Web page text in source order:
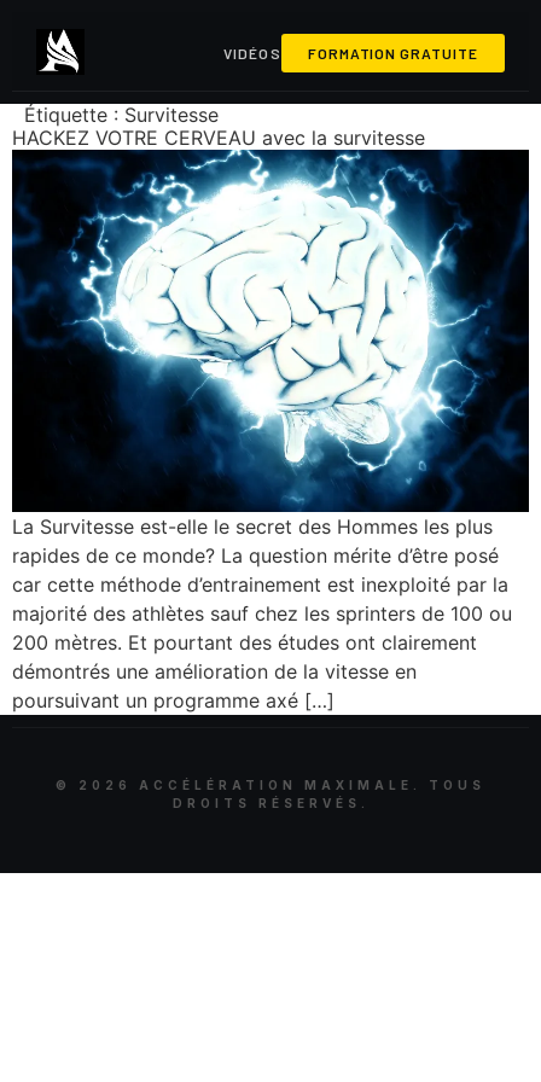
VIDÉOS FORMATION GRATUITE
Étiquette : Survitesse
HACKEZ VOTRE CERVEAU avec la survitesse
La Survitesse est-elle le secret des Hommes les plus
rapides de ce monde? La question mérite d’être posé
car cette méthode d’entrainement est inexploité par la
majorité des athlètes sauf chez les sprinters de 100 ou
200 mètres. Et pourtant des études ont clairement
démontrés une amélioration de la vitesse en
poursuivant un programme axé […]
© 2026
ACCÉLÉRATION MAXIMALE. TOUS
DROITS RÉSERVÉS.